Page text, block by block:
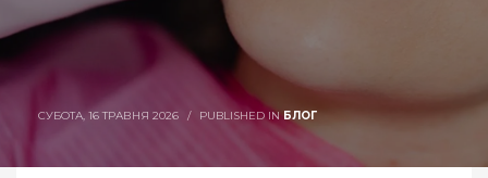
СУБОТА, 16 ТРАВНЯ 2026 / PUBLISHED INБЛОГ